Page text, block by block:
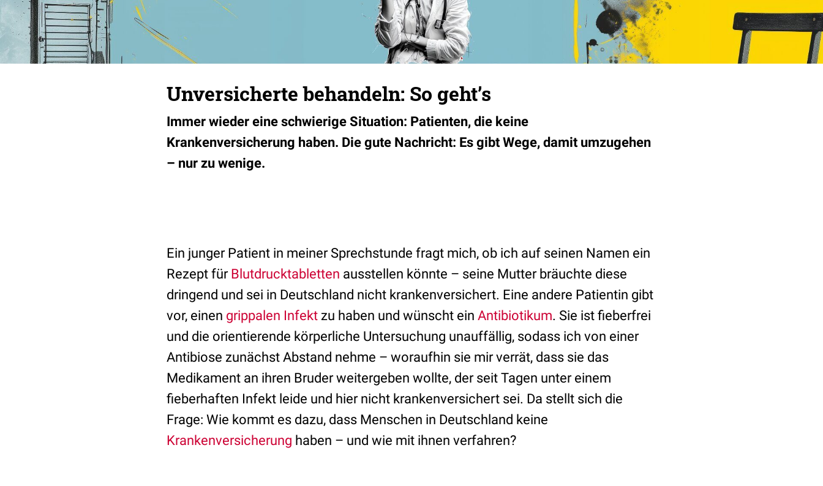
Unversicherte behandeln: So geht’s
Immer wieder eine schwierige Situation: Patienten, die keine
Krankenversicherung haben. Die gute Nachricht: Es gibt Wege, damit umzugehen
– nur zu wenige.
Ein junger Patient in meiner Sprechstunde fragt mich, ob ich auf seinen Namen ein
Rezept für Blutdrucktabletten ausstellen könnte – seine Mutter bräuchte diese
dringend und sei in Deutschland nicht krankenversichert. Eine andere Patientin gibt
vor, einen grippalen Infekt zu haben und wünscht ein Antibiotikum. Sie ist fieberfrei
und die orientierende körperliche Untersuchung unauffällig, sodass ich von einer
Antibiose zunächst Abstand nehme – woraufhin sie mir verrät, dass sie das
Medikament an ihren Bruder weitergeben wollte, der seit Tagen unter einem
fieberhaften Infekt leide und hier nicht krankenversichert sei. Da stellt sich die
Frage: Wie kommt es dazu, dass Menschen in Deutschland keine
Krankenversicherung haben – und wie mit ihnen verfahren?